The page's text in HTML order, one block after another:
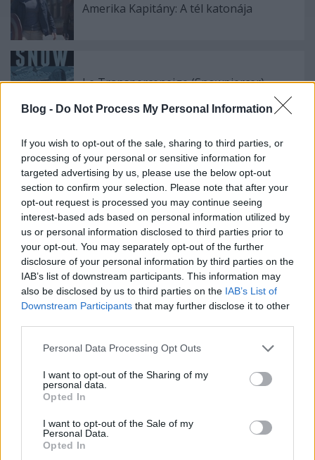
Blog - Do Not Process My Personal Information
If you wish to opt-out of the sale, sharing to third parties, or
processing of your personal or sensitive information for
targeted advertising by us, please use the below opt-out
section to confirm your selection. Please note that after your
opt-out request is processed you may continue seeing
interest-based ads based on personal information utilized by
us or personal information disclosed to third parties prior to
your opt-out. You may separately opt-out of the further
disclosure of your personal information by third parties on the
IAB’s list of downstream participants. This information may
also be disclosed by us to third parties on the IAB’s List of
Downstream Participants that may further disclose it to other
Please note that this website/app uses one or more Google
not limited to your visit or usage behaviour. You may click to
grant or deny consent to Google and its third-party tags to
use your data for below specified purposes in below Google
consent section.
Personal Data Processing Opt Outs
I want to opt-out of the Sharing of my
personal data.
Opted In
I want to opt-out of the Sale of my
Personal Data.
Opted In
Amerika Kapitány: A tél katonája
Le Transperceneige (Snowpiercer)
Szólj hozzá!
A hozzászóláshoz be kell lépned!
VAGY
doggfather
15 éve